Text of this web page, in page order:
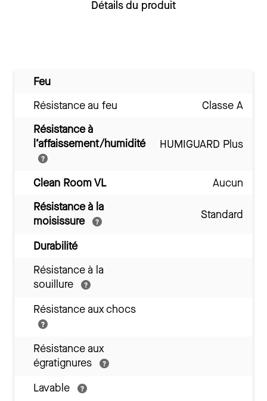
Détails du produit
Feu
Résistance au feu
Classe A
Résistance à
l’affaissement/humidité
HUMIGUARD Plus
Clean Room VL
Aucun
Résistance à la
moisissure
Standard
Durabilité
Résistance à la
souillure
Résistance aux chocs
Résistance aux
égratignures
Lavable